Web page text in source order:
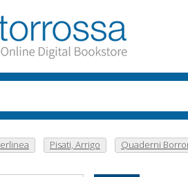
Pisati, Arrigo Quaderni